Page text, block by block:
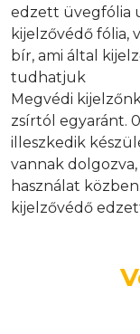
edzett üvegfólia
kijelzővédő fólia,
bír, ami által
tudhatjuk
Megvédi
zsírtól egyaránt.
illeszkedik
vannak
használat
kijelzővédő